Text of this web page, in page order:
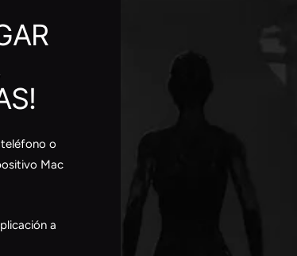
teléfono o
Mac
a